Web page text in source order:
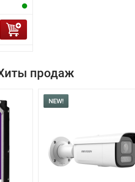
продаж
NEW!